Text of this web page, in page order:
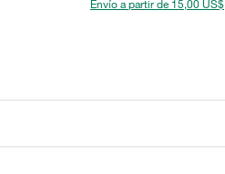
Envío a partir de 15,00 US$